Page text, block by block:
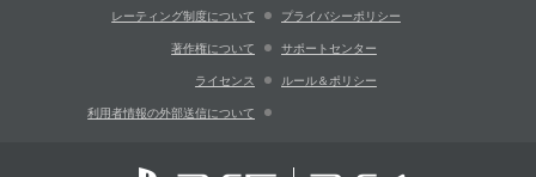
レーティング制度について プライバシーポリシー
著作権について サポートセンター
ライセンス ルール＆ポリシー
利用者情報の外部送信について